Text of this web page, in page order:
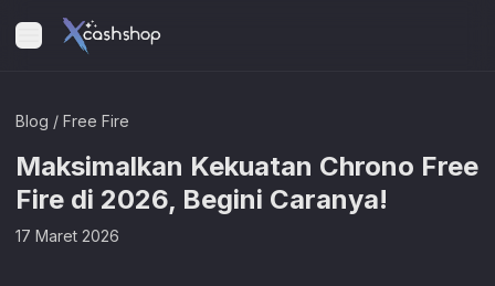
Blog / Free Fire
Maksimalkan Kekuatan Chrono Free
Fire di 2026, Begini Caranya!
17 Maret 2026